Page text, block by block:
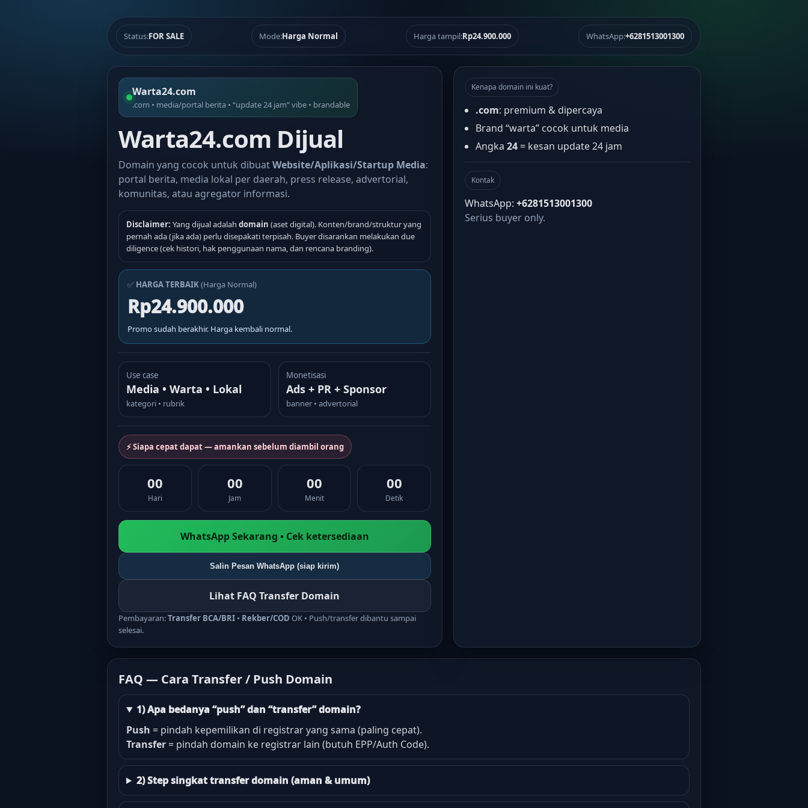
Status:FOR SALE Mode:Harga Normal Harga tampil:Rp24.900.000 WhatsApp:+6281513001300
Warta24.com
.com • media/portal berita • “update 24 jam” vibe • brandable
Warta24.com Dijual
Domain yang cocok untuk dibuatWebsite/Aplikasi/Startup Media:
portal berita, media lokal per daerah, press release, advertorial,
komunitas, atau agregator informasi.
Disclaimer: Yang dijual adalah domain (aset digital). Konten/brand/struktur yang
pernah ada (jika ada) perlu disepakati terpisah. Buyer disarankan melakukan due
diligence (cek histori, hak penggunaan nama, dan rencana branding).
✅ HARGA TERBAIK(Harga Normal)
Rp24.900.000
Promo sudah berakhir. Harga kembali normal.
Use case
Media • Warta • Lokal
kategori • rubrik
Monetisasi
Ads + PR + Sponsor
banner • advertorial
⚡ Siapa cepat dapat — amankan sebelum diambil orang
00
Hari
00
Jam
00
Menit
00
Detik
WhatsApp Sekarang • Cek ketersediaan
Salin Pesan WhatsApp (siap kirim)
Lihat FAQ Transfer Domain
Pembayaran:Transfer BCA/BRI • Rekber/COD OK • Push/transfer dibantu sampai
selesai.
Kenapa domain ini kuat?
.com: premium & dipercaya
Brand “warta” cocok untuk media
Angka 24= kesan update 24 jam
Kontak
WhatsApp: +6281513001300
Serius buyer only.
FAQ — Cara Transfer / Push Domain
1) Apa bedanya “push” dan “transfer” domain?
Push = pindah kepemilikan di registrar yang sama (paling cepat).
Transfer = pindah domain ke registrar lain (butuh EPP/Auth Code).
2) Step singkat transfer domain (aman & umum)